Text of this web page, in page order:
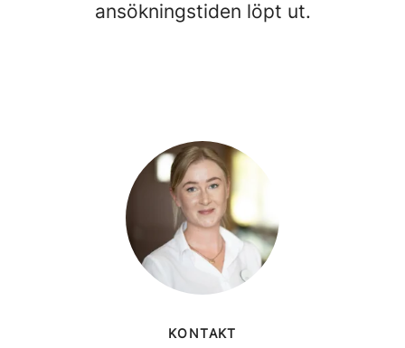
ansökningstiden löpt ut.
KONTAKT